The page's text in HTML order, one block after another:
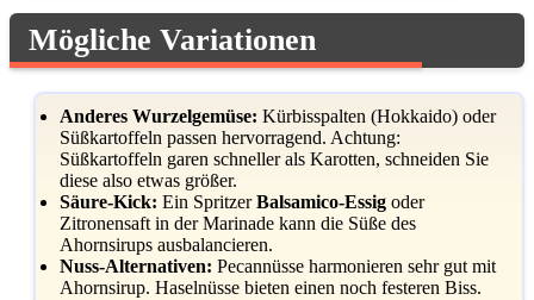
Mögliche Variationen
Anderes Wurzelgemüse: Kürbisspalten (Hokkaido) oder
Süßkartoffeln passen hervorragend. Achtung:
Süßkartoffeln garen schneller als Karotten, schneiden Sie
diese also etwas größer.
Säure-Kick: Ein SpritzerBalsamico-Essig oder
Zitronensaft in der Marinade kann die Süße des
Ahornsirups ausbalancieren.
Nuss-Alternativen: Pecannüsse harmonieren sehr gut mit
Ahornsirup. Haselnüsse bieten einen noch festeren Biss.